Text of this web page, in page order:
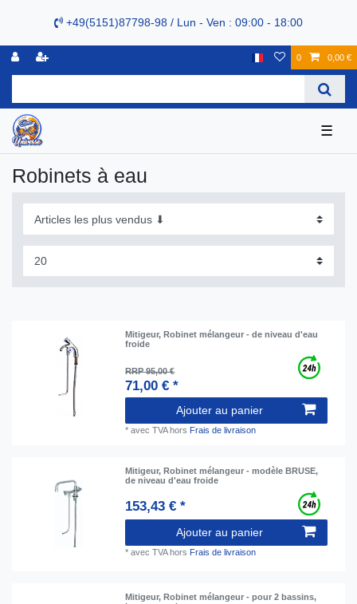
+49(5151)87798-98 / Lun - Ven : 09:00 - 18:00
0 0,00 €
☰
Robinets à eau
Mitigeur, Robinet mélangeur - de niveau d'eau
froide
RRP 95,00 €
71,00 € *
Ajouter au panier
*avec TVAhors Frais de livraison
Mitigeur, Robinet mélangeur - modèle BRUSE,
de niveau d'eau froide
153,43 € *
Ajouter au panier
*avec TVAhors Frais de livraison
Mitigeur, Robinet mélangeur - pour 2 bassins,